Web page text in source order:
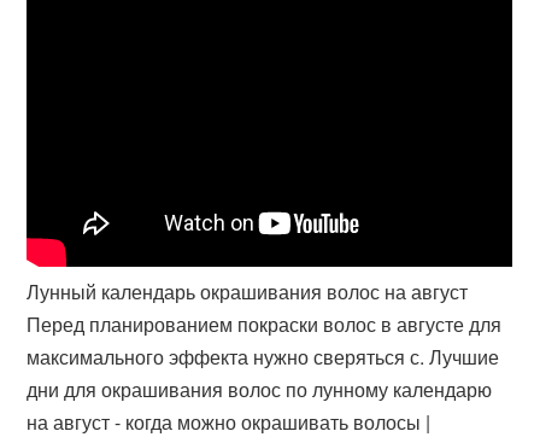
Лунный календарь окрашивания волос на август
Перед планированием покраски волос в августе для
максимального эффекта нужно сверяться с. Лучшие
дни для окрашивания волос по лунному календарю
на август - когда можно окрашивать волосы |